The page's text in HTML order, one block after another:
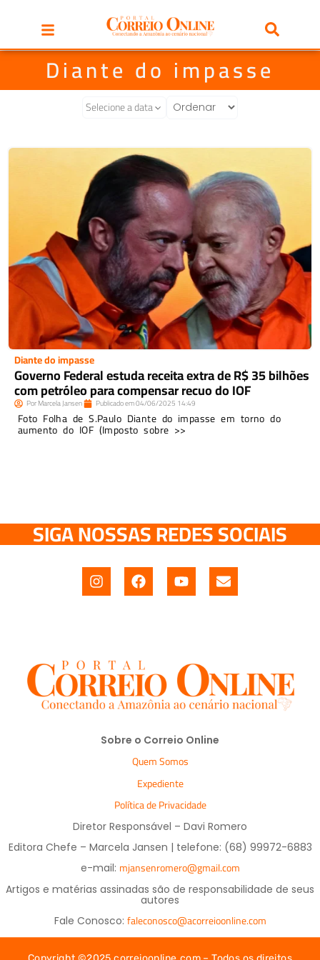
Diante do impasse
Selecione a data
Diante do impasse
Governo Federal estuda receita extra de R$ 35 bilhões
com petróleo para compensar recuo do IOF
PorMarcela Jansen Publicado em04/06/2025 14:49
Foto Folha de S.Paulo Diante do impasse em torno do
aumento do IOF (Imposto sobre >>
SIGA NOSSAS REDES SOCIAIS
Sobre o Correio Online
Quem Somos
Expediente
Política de Privacidade
Diretor Responsável – Davi Romero
Editora Chefe – Marcela Jansen | telefone: (68) 99972-6883
e-mail: mjansenromero@gmail.com
Artigos e matérias assinadas são de responsabilidade de seus
autores
Fale Conosco: faleconosco@acorreioonline.com